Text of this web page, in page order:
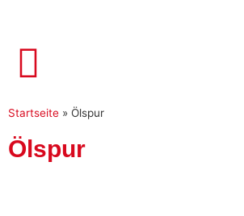
Startseite » Ölspur
Ölspur